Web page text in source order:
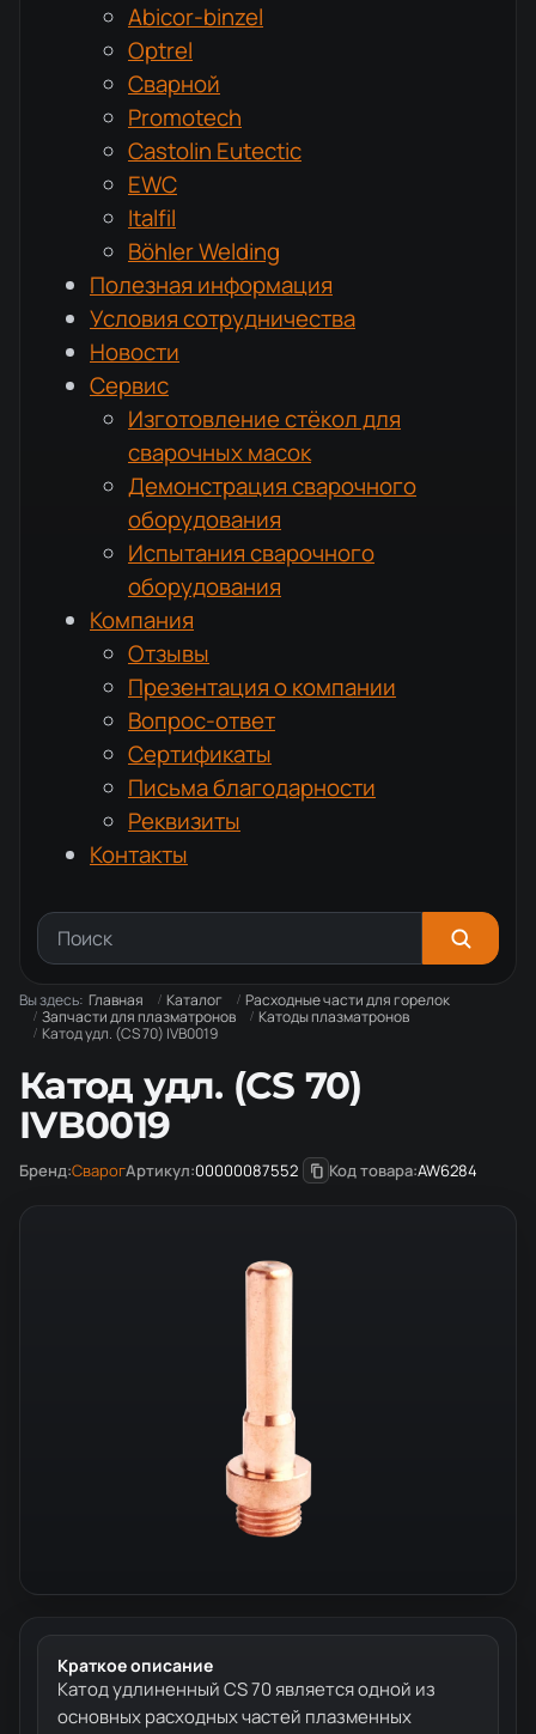
Abicor-binzel
Optrel
Сварной
Promotech
Castolin Eutectic
EWC
Italfil
Böhler Welding
Полезная информация
Условия сотрудничества
Новости
Сервис
Изготовление стёкол для
сварочных масок
Демонстрация сварочного
оборудования
Испытания сварочного
оборудования
Компания
Отзывы
Презентация о компании
Вопрос-ответ
Сертификаты
Письма благодарности
Реквизиты
Контакты
Вы здесь: Главная Каталог
Расходные части для горелок
Запчасти для плазматронов
Катоды плазматронов
Катод удл. (CS 70) IVB0019
Катод удл. (CS 70)
IVB0019
Бренд:СварогАртикул:00000087552 Код товара:AW6284
Краткое описание
Катод удлиненный CS 70 является одной из
основных расходных частей плазменных